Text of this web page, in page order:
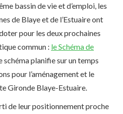
bassin de vie et d’emploi, les
de Blaye et de l’Estuaire ont
pour les deux prochaines
commun : le Schéma de
schéma planifie sur un temps
pour l’aménagement et le
Gironde Blaye-Estuaire.
de leur positionnement proche